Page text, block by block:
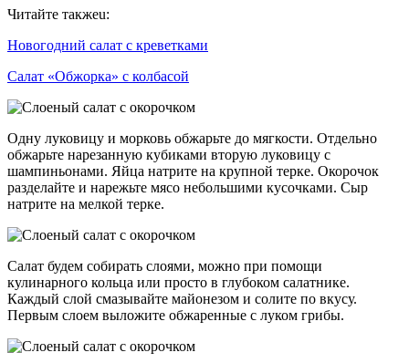
Читайте такжеu:
Новогодний салат с креветками
Салат «Обжорка» с колбасой
Одну луковицу и морковь обжарьте до мягкости. Отдельно
обжарьте нарезанную кубиками вторую луковицу с
шампиньонами. Яйца натрите на крупной терке. Окорочок
разделайте и нарежьте мясо небольшими кусочками. Сыр
натрите на мелкой терке.
Салат будем собирать слоями, можно при помощи
кулинарного кольца или просто в глубоком салатнике.
Каждый слой смазывайте майонезом и солите по вкусу.
Первым слоем выложите обжаренные с луком грибы.